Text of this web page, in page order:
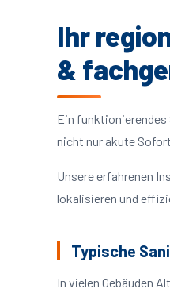
Ihr
&
Ein
nicht nur akute
Unsere erfahrenen
lokalisieren und
Typische
In vielen Gebäuden